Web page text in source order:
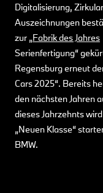
Digitalisierung,
Auszeichnungen
zur „Fabrik des Jahres
Serienfertigung“
Regensburg erneut
Cars 2025“. Bereits
den nächsten Jahren
dieses Jahrzehnts
„Neuen Klasse“
BMW.